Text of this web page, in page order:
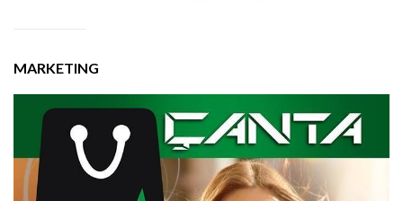
MARKETING